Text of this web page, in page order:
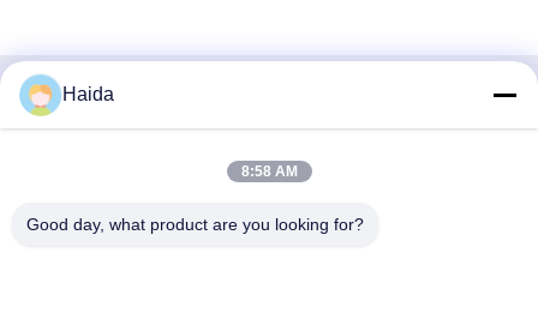
Snel contact
Tianan, Nancheng-District, Dongguan-Stad, de Provincie
Haida
8:58 AM
Good day, what product are you looking for?